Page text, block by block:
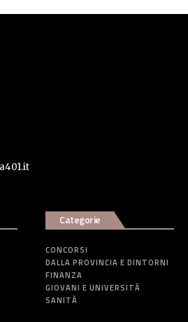
Categorie
CONCORSI
DALLA PROVINCIA E DINTORNI
FINANZA
GIOVANI E UNIVERSITÀ
SANITÀ